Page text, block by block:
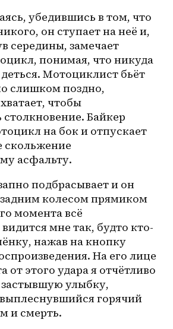
убедившись в том, что
он ступает на неё и,
середины, замечает
понимая, что никуда
деться. Мотоциклист бьёт
слишком поздно,
чтобы
столкновение. Байкер
на бок и отпускает
скольжение
асфальту.
подбрасывает и он
колесом прямиком
момента всё
мне так, будто кто-
нажав на кнопку
На его лице
от этого удара я отчётливо
улыбку,
горячий
и смерть.